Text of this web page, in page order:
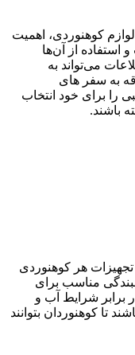
کوهنوردی، اهمیت
و استفاده از آن‌ها
می‌تواند به
به سفر های
را برای خود انتخاب
باشند.
تجهیزات هر کوهنوردی
مناسب برای
شرایط آب و
تا کوهنوردان بتوانند